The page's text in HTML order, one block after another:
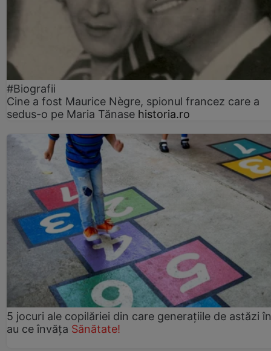
#Biografii
Cine a fost Maurice Nègre, spionul francez care a
sedus-o pe Maria Tănase historia.ro
5 jocuri ale copilăriei din care generațiile de astăzi
au ce învăța Sănătate!